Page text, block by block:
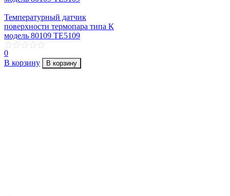
Температурный датчик
поверхности термопара типа К
модель 80109 TE5109
0
В корзину
В корзину